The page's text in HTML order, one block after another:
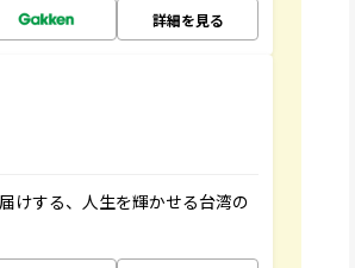
詳細を見る
けする、人生を輝かせる台湾の